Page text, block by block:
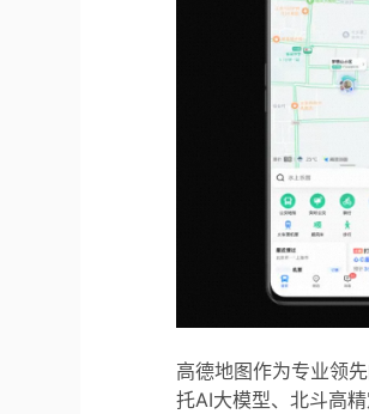
高德地图作为专业领
托AI大模型、北斗高